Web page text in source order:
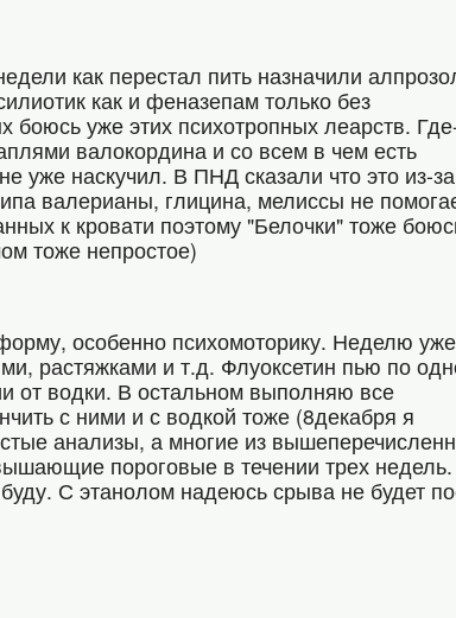
как перестал пить назначили
как и феназепам только без
уже этих психотропных леарств.
валокордина и со всем в чем есть
уже наскучил. В ПНД сказали что это из-за
валерианы, глицина, мелиссы не
к кровати поэтому "Белочки" тоже
тоже непростое)
особенно психомоторику. Неделю уже
растяжками и т.д. Флуоксетин пью по
от водки. В остальном выполняю все
с ними и с водкой тоже (8декабря я
анализы, а многие из
пороговые в течении трех недель.
С этанолом надеюсь срыва не будет